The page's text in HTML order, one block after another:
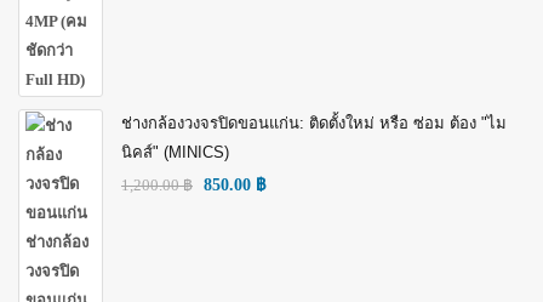
ช่างกล้องวงจรปิดขอนแก่น: ติดตั้งใหม่ หรือ ซ่อม ต้อง "ไม
นิคส์" (MINICS)
1,200.00฿ 850.00 ฿